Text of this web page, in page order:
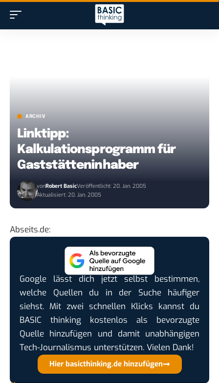
ARCHIV
Linktipp:
Kalkulationsprogramm für
Gaststätteninhaber
vonRobert BasicVeröffentlicht: 20. Jan. 2005
Aktualisiert: 20. Jan. 2005
Abseits.de:
Google lässt dich jetzt selbst bestimmen,
welche Quellen du in der Suche häufiger
siehst. Mit zwei schnellen Klicks kannst du
BASIC thinking kostenlos als bevorzugte
Quelle hinzufügen und damit unabhängigen
Tech-Journalismus unterstützen. Vielen Dank!
Hier basicthinking.de hinzufügen